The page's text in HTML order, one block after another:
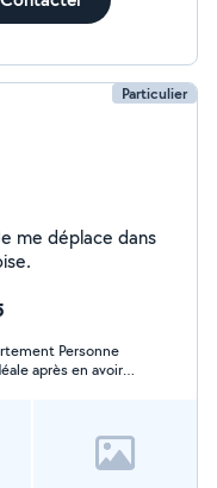
Particulier